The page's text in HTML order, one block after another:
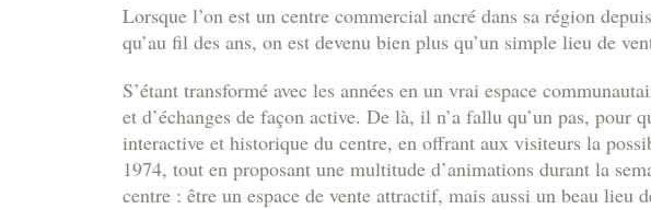
Lorsque l’on est un centre commercial ancré dans sa région
qu’au fil des ans, on est devenu bien plus qu’un simple lieu de
S’étant transformé avec les années en un vrai espace
et d’échanges de façon active. De là, il n’a fallu qu’un pas, pour
interactive et historique du centre, en offrant aux visiteurs la
1974, tout en proposant une multitude d’animations durant la
centre : être un espace de vente attractif, mais aussi un beau lieu